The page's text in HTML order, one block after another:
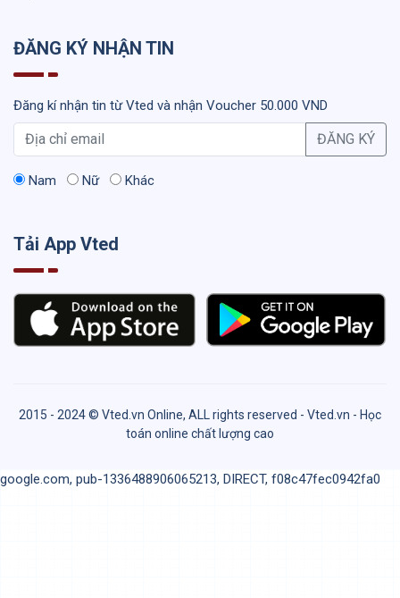
ĐĂNG KÝ NHẬN TIN
Đăng kí nhận tin từ Vted và nhận Voucher 50.000 VND
ĐĂNG KÝ
Nam Nữ Khác
Tải App Vted
2015 - 2024 © Vted.vn Online, ALL rights reserved - Vted.vn - Học
toán online chất lượng cao
google.com, pub-1336488906065213, DIRECT, f08c47fec0942fa0